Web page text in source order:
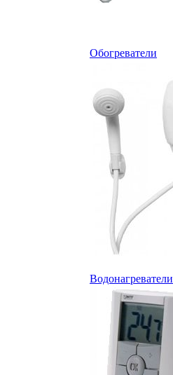
Обогреватели
Водонагреватели